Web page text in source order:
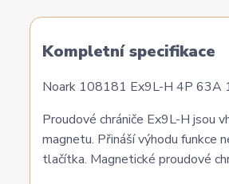
Kompletní specifikace
Noark 108181 Ex9L-H 4P 63A
Proudové chrániče Ex9L-H jsou
magnetu. Přináší výhodu funkce
tlačítka. Magnetické proudové